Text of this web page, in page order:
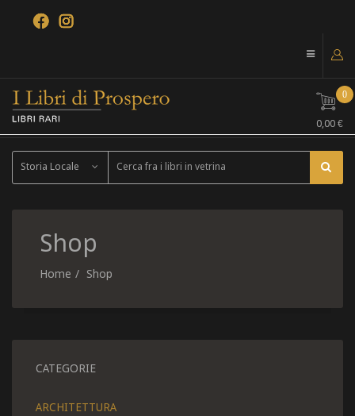
0
0,00 €
Storia Locale
Shop
Home Shop
CATEGORIE
ARCHITETTURA